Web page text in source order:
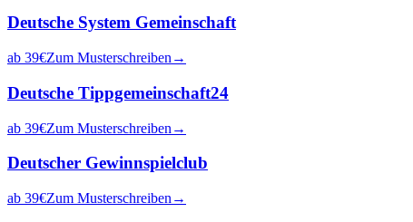
Deutsche System Gemeinschaft
ab 39€Zum Musterschreiben →
Deutsche Tippgemeinschaft24
ab 39€Zum Musterschreiben →
Deutscher Gewinnspielclub
ab 39€Zum Musterschreiben →